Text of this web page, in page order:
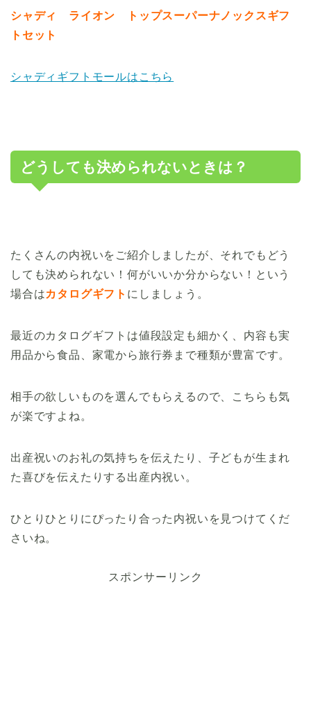
シャディ ライオン トップスーパーナノックスギフ
トセット
シャディギフトモールはこちら
どうしても決められないときは？
たくさんの内祝いをご紹介しましたが、それでもどう
しても決められない！何がいいか分からない！という
場合はカタログギフト にしましょう。
最近のカタログギフトは値段設定も細かく、内容も実
用品から食品、家電から旅行券まで種類が豊富です。
相手の欲しいものを選んでもらえるので、こちらも気
が楽ですよね。
出産祝いのお礼の気持ちを伝えたり、子どもが生まれ
た喜びを伝えたりする出産内祝い。
ひとりひとりにぴったり合った内祝いを見つけてくだ
さいね。
スポンサーリンク